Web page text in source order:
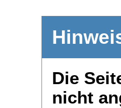
Die
nicht